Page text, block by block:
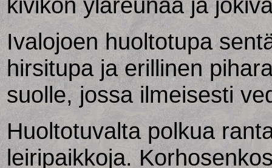
Ivalojoen huoltotupa
hirsitupa ja erillinen
suolle, jossa ilmeisesti
Huoltotuvalta polkua
leiripaikkoja.